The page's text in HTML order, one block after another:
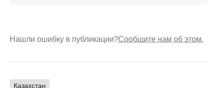
Нашли ошибку в публикации?Сообщите нам об этом.
Казахстан